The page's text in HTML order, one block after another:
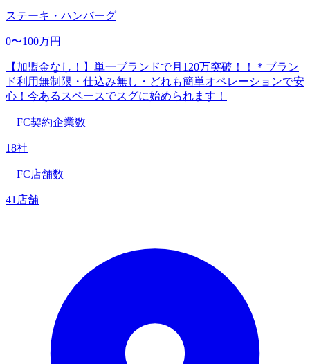
ステーキ・ハンバーグ
0〜100万円
【加盟金なし！】単一ブランドで月120万突破！！＊ブラン
ド利用無制限・仕込み無し・どれも簡単オペレーションで安
心！今あるスペースでスグに始められます！
FC契約企業数
18社
FC店舗数
41店舗